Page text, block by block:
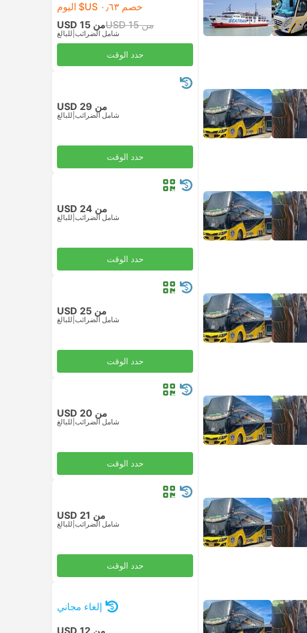
خصم ٠٫٦٣ US$ اليوم
من USD 15
من USD 15
شامل الضرائب للبالغ
حدد الوقت
من USD 29
شامل الضرائب للبالغ
حدد الوقت
من USD 24
شامل الضرائب للبالغ
حدد الوقت
من USD 25
شامل الضرائب للبالغ
حدد الوقت
من USD 20
شامل الضرائب للبالغ
حدد الوقت
من USD 21
شامل الضرائب للبالغ
حدد الوقت
إلغاء مجاني